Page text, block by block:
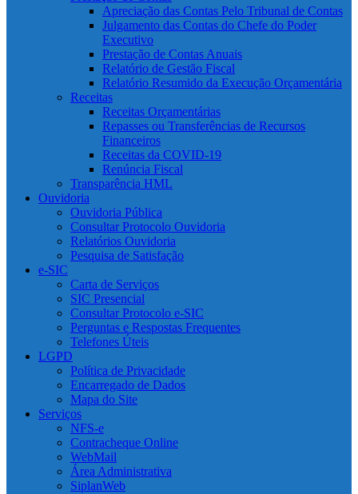
Apreciação das Contas Pelo Tribunal de Contas
Julgamento das Contas do Chefe do Poder
Executivo
Prestação de Contas Anuais
Relatório de Gestão Fiscal
Relatório Resumido da Execução Orçamentária
Receitas
Receitas Orçamentárias
Repasses ou Transferências de Recursos
Financeiros
Receitas da COVID-19
Renúncia Fiscal
Transparência HML
Ouvidoria
Ouvidoria Pública
Consultar Protocolo Ouvidoria
Relatórios Ouvidoria
Pesquisa de Satisfação
e-SIC
Carta de Serviços
SIC Presencial
Consultar Protocolo e-SIC
Perguntas e Respostas Frequentes
Telefones Úteis
LGPD
Política de Privacidade
Encarregado de Dados
Mapa do Site
Serviços
NFS-e
Contracheque Online
WebMail
Área Administrativa
SiplanWeb